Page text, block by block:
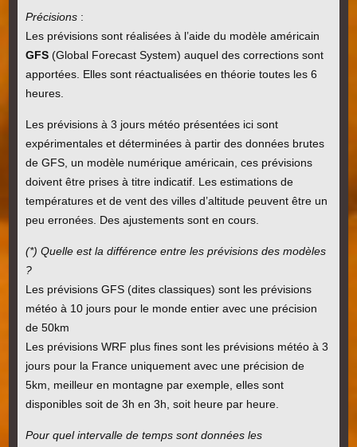
Précisions :
Les prévisions sont réalisées à l’aide du modèle américain
GFS (Global Forecast System) auquel des corrections sont
apportées. Elles sont réactualisées en théorie toutes les 6
heures.
Les prévisions à 3 jours météo présentées ici sont
expérimentales et déterminées à partir des données brutes
de GFS, un modèle numérique américain, ces prévisions
doivent être prises à titre indicatif. Les estimations de
températures et de vent des villes d’altitude peuvent être un
peu erronées. Des ajustements sont en cours.
(*) Quelle est la différence entre les prévisions des modèles
?
Les prévisions GFS (dites classiques) sont les prévisions
météo à 10 jours pour le monde entier avec une précision
de 50km
Les prévisions WRF plus fines sont les prévisions météo à 3
jours pour la France uniquement avec une précision de
5km, meilleur en montagne par exemple, elles sont
disponibles soit de 3h en 3h, soit heure par heure.
Pour quel intervalle de temps sont données les